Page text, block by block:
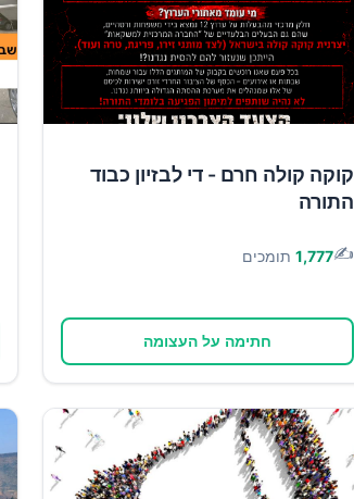
קוקה קולה חרם - די לבזיון כבוד
התורה
✍️
1,777 תומכים
חתימה על העצומה